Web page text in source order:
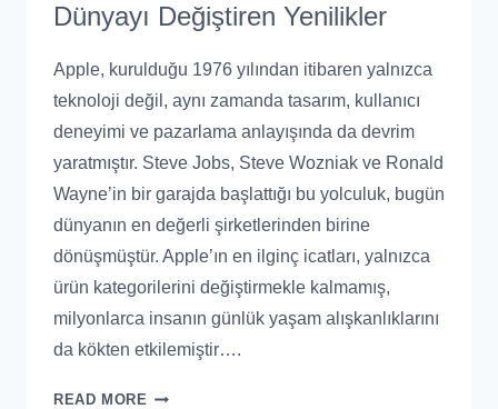
Dünyayı Değiştiren Yenilikler
Apple, kurulduğu 1976 yılından itibaren yalnızca
teknoloji değil, aynı zamanda tasarım, kullanıcı
deneyimi ve pazarlama anlayışında da devrim
yaratmıştır. Steve Jobs, Steve Wozniak ve Ronald
Wayne’in bir garajda başlattığı bu yolculuk, bugün
dünyanın en değerli şirketlerinden birine
dönüşmüştür. Apple’ın en ilginç icatları, yalnızca
ürün kategorilerini değiştirmekle kalmamış,
milyonlarca insanın günlük yaşam alışkanlıklarını
da kökten etkilemiştir….
READ MORE